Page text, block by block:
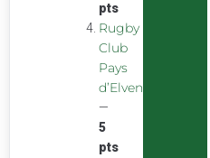
pts
Rugby
Club
Pays
d’Elven
—
5
pts